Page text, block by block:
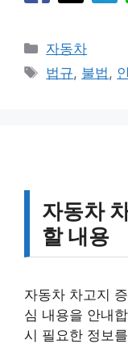
카
테
고
자동차
태
법규, 불법 ,
자동차
할 내용
자동차 차고지
심 내용을 안내
시 필요한 정보